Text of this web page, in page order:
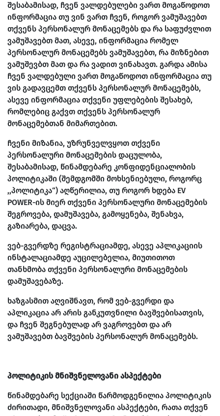
შესაბამისად, ჩვენ ვალდებულები ვართ მოგაწოდოთ
ინფორმაცია თუ ვინ ვართ ჩვენ, როგორ ვამუშავებთ
თქვენს პერსონალურ მონაცემებს და რა საფუძვლით
ვამუშავებთ მათ, ასევე, ინფორმაცია რომელ
პერსონალურ მონაცემებს ვამუშავებთ, რა მიზნებით
ვამუშევბთ მათ და რა ვადით ვინახავთ. გარდა ამისა
ჩვენ ვალდებული ვართ მოგაწოდოთ ინფორმაცია თუ
ვის გადავცემთ თქვენს პერსონალურ მონაცემებს,
ასევე ინფორმაცია თქვენი უფლებების შესახებ,
რომლებიც გაქვთ თქვენს პერსონალურ
მონაცემებთან მიმართებით.
ჩვენი მიზანია, უზრუნველვყოთ თქვენი
პერსონალური მონაცემების დაცულობა,
შესაბამისად, წინამდებარე კონფიდენციალობის
პოლიტიკაში (შემდგომში მოხსენიებული, როგორც
,,პოლიტიკა“) აღწერილია, თუ როგორ ხდება EV
POWER-ის მიერ თქვენი პერსონალური მონაცემების
შეგროვება, დამუშავება, გამოყენება, შენახვა,
გაზიარება, დაცვა.
ვებ-გვერდზე რეგისტრაციამდე, ასევე აპლიკაციის
ინსტალაციამდე აუცილებელია, მიუთითოთ
თანხმობა თქვენი პერსონალური მონაცემების
დამუშავებაზე.
ხაზგასმით აღვიშნავთ, რომ ვებ-გვერდი და
აპლიკაცია არ არის განკუთვნილი ბავშვებისათვის,
და ჩვენ შეგნებულად არ ვაგროვებთ და არ
ვამუშავებთ ბავშვების პერსონალურ მონაცემებს.
პოლიტიკის მნიშვნელოვანი ასპექტები
წინამდებარე სექციაში წარმოდგენილია პოლიტიკის
ძირითადი, მნიშვნელოვანი ასპექტები, რათა თქვენ